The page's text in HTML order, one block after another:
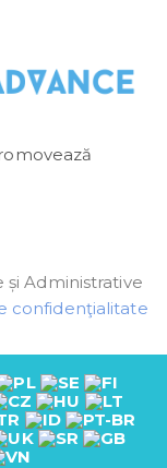
și Administrative
confidenţialitate